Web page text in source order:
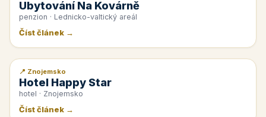
Ubytování Na Kovárně
penzion · Lednicko-valtický areál
Číst článek →
📰 PR článek
📍 Znojemsko
Hotel Happy Star
hotel · Znojemsko
Číst článek →